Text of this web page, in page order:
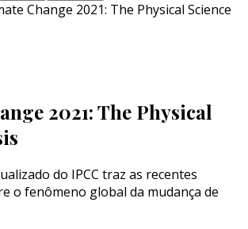
Change 2021: The Physical Science
2021: The Physical
do IPCC traz as recentes
o fenômeno global da mudança de